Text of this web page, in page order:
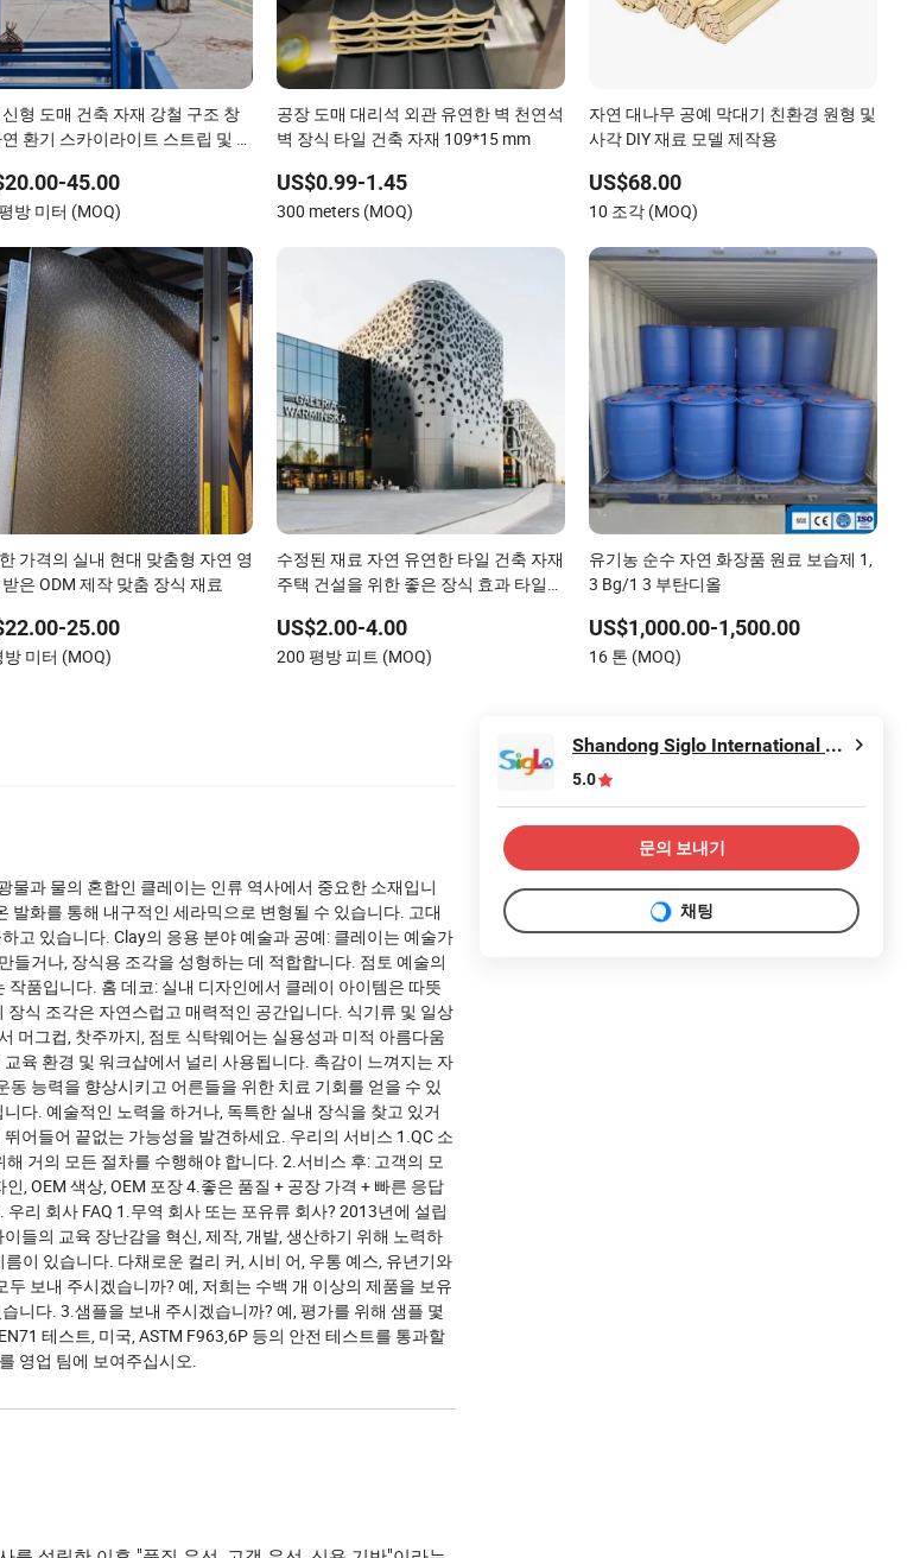
형 도매 건축 자재 강철 구조 창
환기 스카이라이트 스트립 및 천
45.00
방 미터 (MOQ)
공장 도매 대리석 외관 유연한 벽 천연석
벽 장식 타일 건축 자재 109*15 mm
US$0.99-1.45
300 meters (MOQ)
자연 대나무 공예 막대기 친환경 원형 및
사각 DIY 재료 모델 제작용
US$68.00
10 조각 (MOQ)
가격의 실내 현대 맞춤형 자연 영
은 ODM 제작 맞춤 장식 재료
25.00
방 미터 (MOQ)
수정된 재료 자연 유연한 타일 건축 자재
주택 건설을 위한 좋은 장식 효과 타일
가진
US$2.00-4.00
200 평방 피트 (MOQ)
유기농 순수 자연 화장품 원료 보습제 1,
3 Bg/1 3 부탄디올
US$1,000.00-1,500.00
16 톤 (MOQ)
과 물의 혼합인 클레이는 인류 역사에서 중요한 소재입니
화를 통해 내구적인 세라믹으로 변형될 수 있습니다. 고대
고 있습니다. Clay의 응용 분야 예술과 공예: 클레이는 예술가
거나, 장식용 조각을 성형하는 데 적합합니다. 점토 예술의
품입니다. 홈 데코: 실내 디자인에서 클레이 아이템은 따뜻
식 조각은 자연스럽고 매력적인 공간입니다. 식기류 및 일상
머그컵, 찻주까지, 점토 식탁웨어는 실용성과 미적 아름다움
육 환경 및 워크샵에서 널리 사용됩니다. 촉감이 느껴지는 자
능력을 향상시키고 어른들을 위한 치료 기회를 얻을 수 있
다. 예술적인 노력을 하거나, 독특한 실내 장식을 찾고 있거
어들어 끝없는 가능성을 발견하세요. 우리의 서비스 1.QC 소
거의 모든 절차를 수행해야 합니다. 2.서비스 후: 고객의 모
, OEM 색상, OEM 포장 4.좋은 품질 + 공장 가격 + 빠른 응답
리 회사 FAQ 1.무역 회사 또는 포유류 회사? 2013년에 설립
들의 교육 장난감을 혁신, 제작, 개발, 생산하기 위해 노력하
이 있습니다. 다채로운 컬리 커, 시비 어, 우통 예스, 유년기와
보내 주시겠습니까? 예, 저희는 수백 개 이상의 제품을 보유
니다. 3.샘플을 보내 주시겠습니까? 예, 평가를 위해 샘플 몇
테스트, 미국, ASTM F963,6P 등의 안전 테스트를 통과할
영업 팀에 보여주십시오.
Shandong Siglo International Trade Co., Ltd.
5.0
문의 보내기
채팅